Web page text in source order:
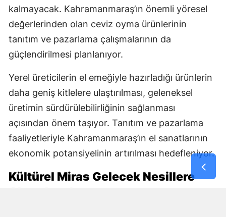
kalmayacak. Kahramanmaraş’ın önemli yöresel
değerlerinden olan ceviz oyma ürünlerinin
tanıtım ve pazarlama çalışmalarının da
güçlendirilmesi planlanıyor.
Yerel üreticilerin el emeğiyle hazırladığı ürünlerin
daha geniş kitlelere ulaştırılması, geleneksel
üretimin sürdürülebilirliğinin sağlanması
açısından önem taşıyor. Tanıtım ve pazarlama
faaliyetleriyle Kahramanmaraş’ın el sanatlarının
ekonomik potansiyelinin artırılması hedefleniyor.
Kültürel Miras Gelecek Nesillere
Aktarılacak